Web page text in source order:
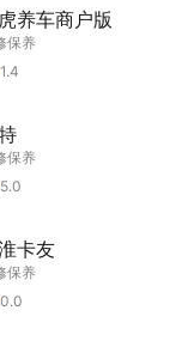
养车商户版
保养
1.4
保养
5.0
卡友
保养
0.0